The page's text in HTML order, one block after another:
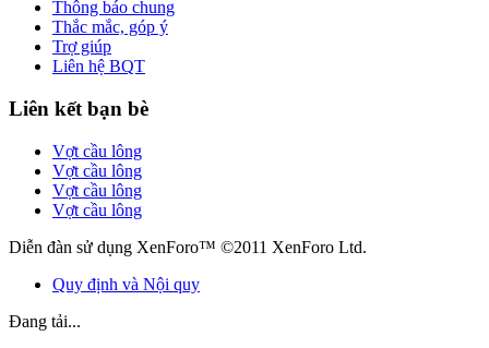
Thông báo chung
Thắc mắc, góp ý
Trợ giúp
Liên hệ BQT
Liên kết bạn bè
Vợt cầu lông
Vợt cầu lông
Vợt cầu lông
Vợt cầu lông
Diễn đàn sử dụng XenForo™ ©2011 XenForo Ltd.
Quy định và Nội quy
Đang tải...